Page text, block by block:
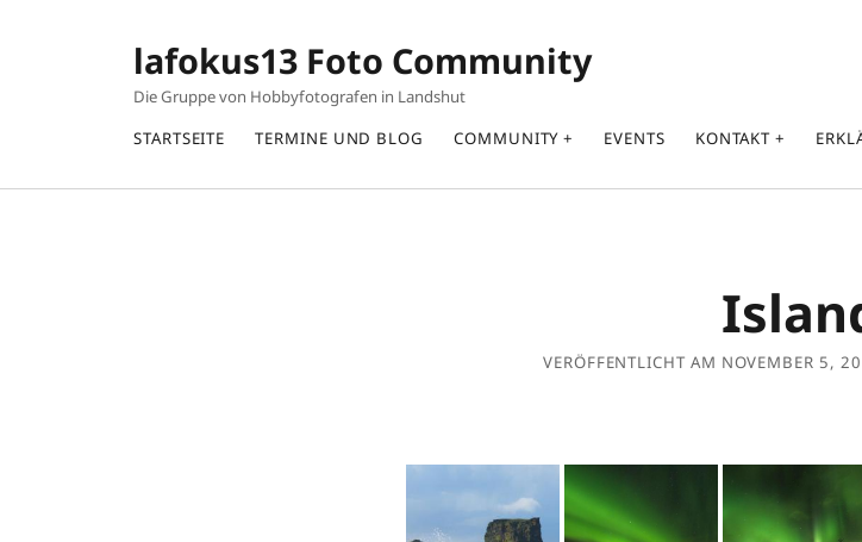
lafokus13 Foto Community
Die Gruppe von Hobbyfotografen in Landshut
STARTSEITE
TERMINE UND BLOG COMMUNITY EVENTS KONTAKT
VERÖFFENTLICHT AM NOVEMBER 5,